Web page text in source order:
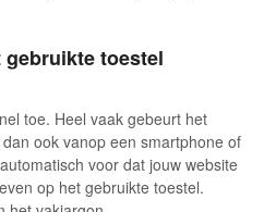
toestel
toe. Heel vaak gebeurt het
ook vanop een smartphone of
voor dat jouw website
op het gebruikte toestel.